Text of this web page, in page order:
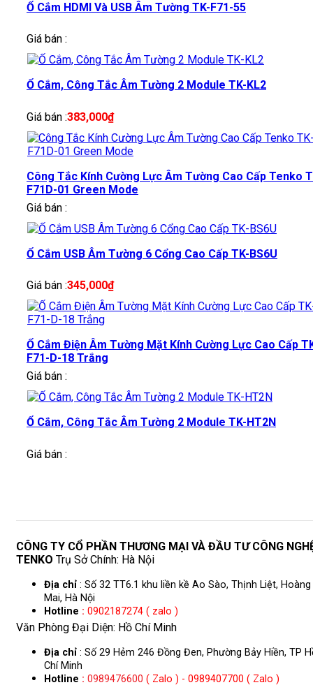
Ổ Cắm HDMI Và USB Âm Tường TK-F71-55
Giá bán :
Ổ Cắm, Công Tắc Âm Tường 2 Module TK-KL2
Giá bán :383,000₫
Công Tắc Kính Cường Lực Âm Tường Cao Cấp Tenko
F71D-01 Green Mode
Giá bán :
Ổ Cắm USB Âm Tường 6 Cổng Cao Cấp TK-BS6U
Giá bán :345,000₫
Ổ Cắm Điện Âm Tường Mặt Kính Cường Lực Cao Cấp
F71-D-18 Trắng
Giá bán :
Ổ Cắm, Công Tắc Âm Tường 2 Module TK-HT2N
Giá bán :
CÔNG TY CỔ PHẦN THƯƠNG MẠI VÀ ĐẦU TƯ CÔNG
TENKO Trụ Sở Chính: Hà Nội
Địa chỉ : Số 32 TT6.1 khu liền kề Ao Sào, Thịnh Liệt, Hoàng
Mai, Hà Nội
Hotline : 0902187274 ( zalo )
Văn Phòng Đại Diện: Hồ Chí Minh
Địa chỉ : Số 29 Hẻm 246 Đồng Đen, Phường Bảy Hiền, TP
Chí Minh
Hotline : 0989476600 ( Zalo ) - 0989407700 ( Zalo )